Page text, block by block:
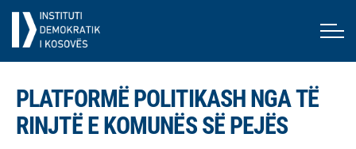
PLATFORMË POLITIKASH NGA TË
RINJTË E KOMUNËS SË PEJËS